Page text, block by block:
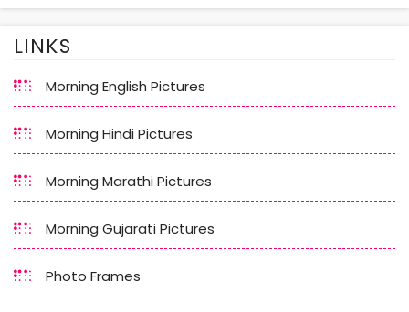
LINKS
Morning English Pictures
Morning Hindi Pictures
Morning Marathi Pictures
Morning Gujarati Pictures
Photo Frames